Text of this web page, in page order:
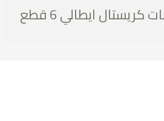
ايطالي 6 قطع